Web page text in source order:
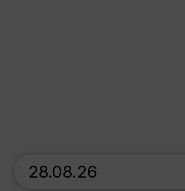
skip_calendar_timeline
Search